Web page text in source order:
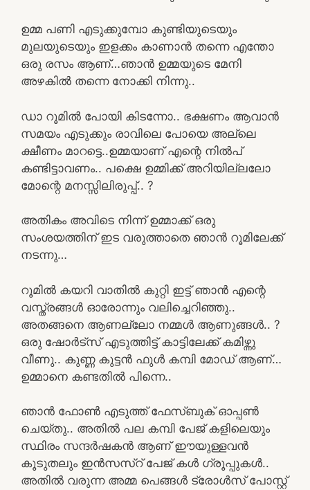
ഉമ്മ പണി എടുക്കുമ്പോ കുണ്ടിയുടെയും
മുലയുടെയും ഇളക്കം കാണാൻ തന്നെ എന്തോ
ഒരു രസം ആണ്…ഞാൻ ഉമ്മയുടെ മേനി
അഴകിൽ തന്നെ നോക്കി നിന്നു..
ഡാ റൂമിൽ പോയി കിടന്നോ.. ഭക്ഷണം ആവാൻ
സമയം എടുക്കും രാവിലെ പോയെ അല്ലെ
ക്ഷീണം മാറട്ടെ..ഉമ്മയാണ് എന്റെ നിൽപ്
കണ്ടിട്ടാവണം.. പക്ഷെ ഉമ്മിക്ക് അറിയില്ലലോ
മോന്റെ മനസ്സിലിരുപ്പ്.. ?
അതികം അവിടെ നിന്ന് ഉമ്മാക്ക് ഒരു
സംശയത്തിന് ഇട വരുത്താതെ ഞാൻ റൂമിലേക്ക്
നടന്നു…
റൂമിൽ കയറി വാതിൽ കുറ്റി ഇട്ട് ഞാൻ എന്റെ
വസ്ത്രങ്ങൾ ഓരോന്നും വലിച്ചെറിഞ്ഞു..
അതങ്ങനെ ആണല്ലോ നമ്മൾ ആണുങ്ങൾ.. ?
ഒരു ഷോർട്സ് എടുത്തിട്ട് കാട്ടിലേക്ക് കമിഴ്ന്നു
വീണു.. കുണ്ണ കുട്ടൻ ഫുൾ കമ്പി മോഡ് ആണ്…
ഉമ്മാനെ കണ്ടതിൽ പിന്നെ..
ഞാൻ ഫോൺ എടുത്ത് ഫേസ്ബുക് ഓപ്പൺ
ചെയ്തു.. അതിൽ പല കമ്പി പേജ് കളിലെയും
സ്ഥിരം സന്ദർഷകൻ ആണ് ഈയുള്ളവൻ
കൂടുതലും ഇൻസസ്റ് പേജ് കൾ ഗ്രൂപ്പുകൾ..
അതിൽ വരുന്ന അമ്മ പെങ്ങൾ ട്രോൾസ് പോസ്റ്റ്‌